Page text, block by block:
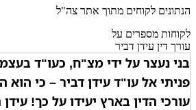
הנתונים לקוחים מתוך אתר צה"ל
לקוחות מספרים על
עורך דין עידן דביר
בני נעצר על ידי מצ"ח, כעו"ד
פניתי אל עו"ד עידן דביר – כי הוא
עורכי הדין בארץ יעידו על כך!